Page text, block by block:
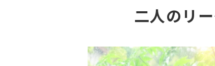
二人のリ